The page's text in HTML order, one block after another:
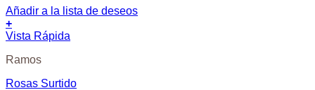
Añadir a la lista de deseos
+
Vista Rápida
Ramos
Rosas Surtido